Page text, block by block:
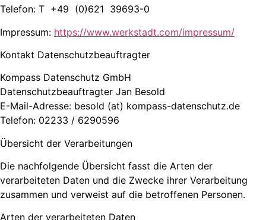
Telefon: T +49 (0)621 39693-0
Impressum: https://www.werkstadt.com/impressum/
Kontakt Datenschutzbeauftragter
Kompass Datenschutz GmbH
Datenschutzbeauftragter Jan Besold
E-Mail-Adresse: besold (at) kompass-datenschutz.de
Telefon: 02233 / 6290596
Übersicht der Verarbeitungen
Die nachfolgende Übersicht fasst die Arten der
verarbeiteten Daten und die Zwecke ihrer Verarbeitung
zusammen und verweist auf die betroffenen Personen.
Arten der verarbeiteten Daten